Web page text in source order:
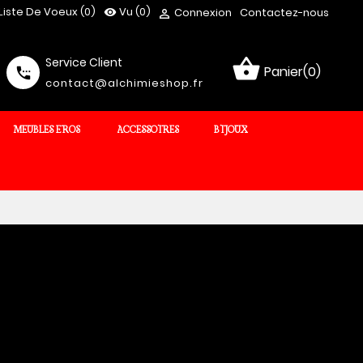
De Voeux (0) visibilityVu (0)  Connexion Contactez-nous
shopping_basket Panier(0)
settings_phone
Service Client
contact@alchimieshop.fr
MEUBLES EROS ACCESSOIRES BIJOUX